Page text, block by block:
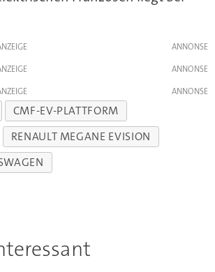
CMF-EV-PLATTFORM
RENAULT MEGANE EVISION